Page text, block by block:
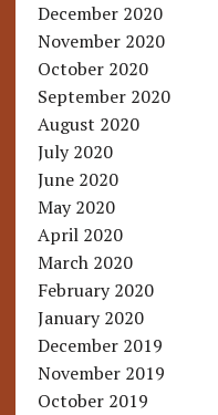
December 2020
November 2020
October 2020
September 2020
August 2020
July 2020
June 2020
May 2020
April 2020
March 2020
February 2020
January 2020
December 2019
November 2019
October 2019